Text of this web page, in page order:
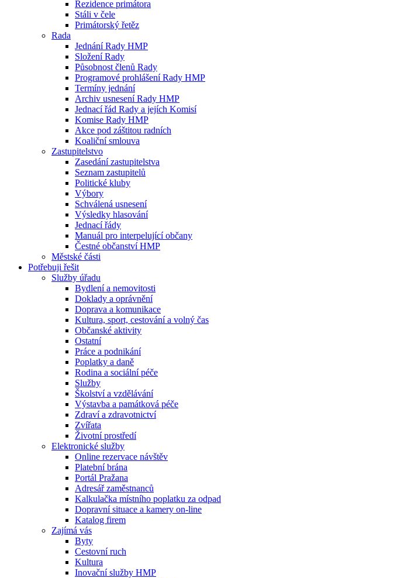
Rezidence primátora
Stáli v čele
Primátorský řetěz
Rada
Jednání Rady HMP
Složení Rady
Působnost členů Rady
Programové prohlášení Rady HMP
Termíny jednání
Archiv usnesení Rady HMP
Jednací řád Rady a jejích Komisí
Komise Rady HMP
Akce pod záštitou radních
Koaliční smlouva
Zastupitelstvo
Zasedání zastupitelstva
Seznam zastupitelů
Politické kluby
Výbory
Schválená usnesení
Výsledky hlasování
Jednací řády
Manuál pro interpelující občany
Čestné občanství HMP
Městské části
Potřebuji řešit
Služby úřadu
Bydlení a nemovitosti
Doklady a oprávnění
Doprava a komunikace
Kultura, sport, cestování a volný čas
Občanské aktivity
Ostatní
Práce a podnikání
Poplatky a daně
Rodina a sociální péče
Služby
Školství a vzdělávání
Výstavba a památková péče
Zdraví a zdravotnictví
Zvířata
Životní prostředí
Elektronické služby
Online rezervace návštěv
Platební brána
Portál Pražana
Adresář zaměstnanců
Kalkulačka místního poplatku za odpad
Dopravní situace a kamery on-line
Katalog firem
Zajímá vás
Byty
Cestovní ruch
Kultura
Inovační služby HMP